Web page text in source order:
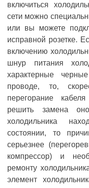
включиться
сети можно
или вы можете
исправной розетке.
включению
шнур питания
характерные
проводе, то,
перегорание
решить замена
холодильника
состоянии, то
серьезнее
компрессор) и
ремонту
элемент